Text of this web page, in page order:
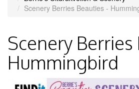
Scenery Berries Beauties -
Scenery Berries
Hummingbird